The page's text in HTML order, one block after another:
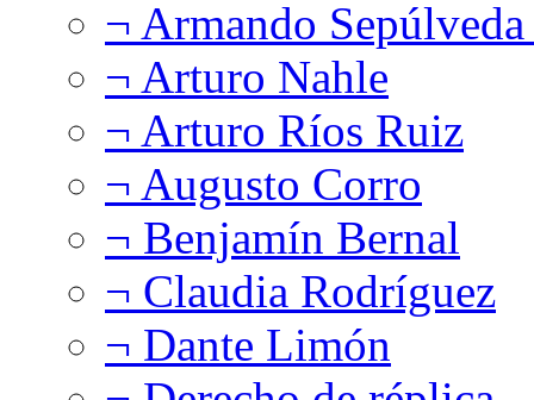
¬ Armando
¬ Arturo Nahle
¬ Arturo Ríos Ruiz
¬ Augusto Corro
¬ Benjamín Bernal
¬ Claudia Rodríguez
¬ Dante Limón